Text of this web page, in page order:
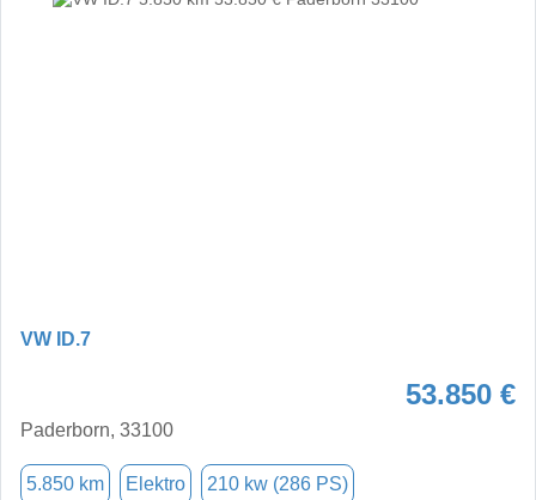
VW ID.7
53.850 €
Paderborn, 33100
5.850 km Elektro 210 kw (286 PS)